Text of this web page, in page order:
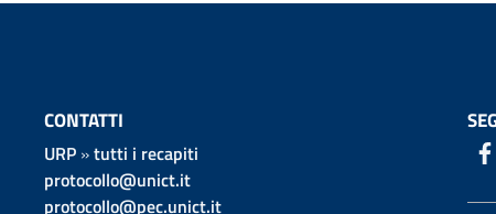
CONTATTI
URP»tutti i recapiti
protocollo@unict.it
protocollo@pec.unict.it